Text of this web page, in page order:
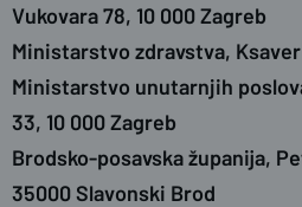
Vukovara 78, 10 000 Zagreb
Ministarstvo zdravstva,
Ministarstvo unutarnjih
33, 10 000 Zagreb
Brodsko-posavska županija,
35000 Slavonski Brod